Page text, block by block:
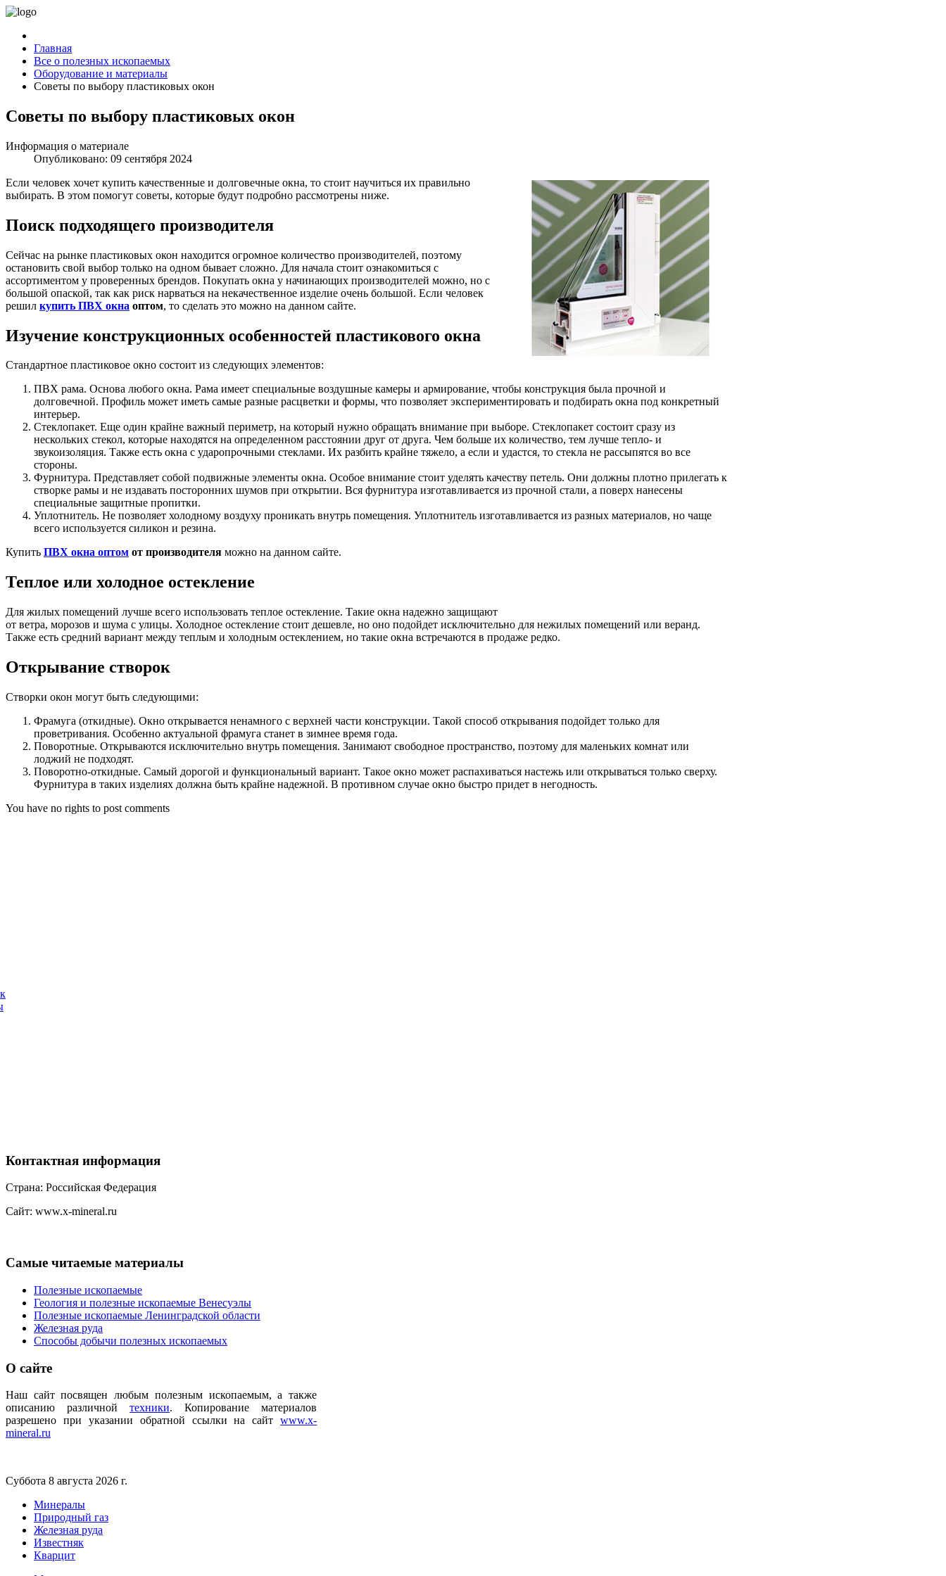
Главная
Все о полезных ископаемых
Оборудование и материалы
Советы по выбору пластиковых окон
Советы по выбору пластиковых окон
Информация о материале
Опубликовано: 09 сентября 2024
Если человек хочет купить качественные и долговечные окна, то стоит научиться их правильно
выбирать. В этом помогут советы, которые будут подробно рассмотрены ниже.
Поиск подходящего производителя
Сейчас на рынке пластиковых окон находится огромное количество производителей, поэтому
остановить свой выбор только на одном бывает сложно. Для начала стоит ознакомиться с
ассортиментом у проверенных брендов. Покупать окна у начинающих производителей можно, но с
большой опаской, так как риск нарваться на некачественное изделие очень большой. Если человек
решил купить ПВХ окна оптом, то сделать это можно на данном сайте.
Изучение конструкционных особенностей пластикового окна
Стандартное пластиковое окно состоит из следующих элементов:
ПВХ рама. Основа любого окна. Рама имеет специальные воздушные камеры и армирование, чтобы конструкция была прочной и
долговечной. Профиль может иметь самые разные расцветки и формы, что позволяет экспериментировать и подбирать окна под конкретный
интерьер.
Стеклопакет. Еще один крайне важный периметр, на который нужно обращать внимание при выборе. Стеклопакет состоит сразу из
нескольких стекол, которые находятся на определенном расстоянии друг от друга. Чем больше их количество, тем лучше тепло- и
звукоизоляция. Также есть окна с ударопрочными стеклами. Их разбить крайне тяжело, а если и удастся, то стекла не рассыпятся во все
стороны.
Фурнитура. Представляет собой подвижные элементы окна. Особое внимание стоит уделять качеству петель. Они должны плотно прилегать к
створке рамы и не издавать посторонних шумов при открытии. Вся фурнитура изготавливается из прочной стали, а поверх нанесены
специальные защитные пропитки.
Уплотнитель. Не позволяет холодному воздуху проникать внутрь помещения. Уплотнитель изготавливается из разных материалов, но чаще
всего используется силикон и резина.
Купить ПВХ окна оптом от производителя можно на данном сайте.
Теплое или холодное остекление
Для жилых помещений лучше всего использовать теплое остекление. Такие окна надежно защищают
от ветра, морозов и шума с улицы. Холодное остекление стоит дешевле, но оно подойдет исключительно для нежилых помещений или веранд.
Также есть средний вариант между теплым и холодным остеклением, но такие окна встречаются в продаже редко.
Открывание створок
Створки окон могут быть следующими:
Фрамуга (откидные). Окно открывается ненамного с верхней части конструкции. Такой способ открывания подойдет только для
проветривания. Особенно актуальной фрамуга станет в зимнее время года.
Поворотные. Открываются исключительно внутрь помещения. Занимают свободное пространство, поэтому для маленьких комнат или
лоджий не подходят.
Поворотно-откидные. Самый дорогой и функциональный вариант. Такое окно может распахиваться настежь или открываться только сверху.
Фурнитура в таких изделиях должна быть крайне надежной. В противном случае окно быстро придет в негодность.
You have no rights to post comments
Контактная информация
Страна: Российская Федерация
Сайт: www.x-mineral.ru
Самые читаемые материалы
Полезные ископаемые
Геология и полезные ископаемые Венесуэлы
Полезные ископаемые Ленинградской области
Железная руда
Способы добычи полезных ископаемых
О сайте
Наш сайт посвящен любым полезным ископаемым, а также
описанию различнойтехники.Копирование материалов
разрешено при указании обратной ссылки на сайтwww.x-
mineral.ru
Суббота 8 августа 2026 г.
Минералы
Природный газ
Железная руда
Известняк
Кварцит